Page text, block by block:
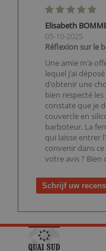
Elisabeth
05-10-2025
Réflexion sur le
Une amie m'a
lequel j'ai
d'obtenir une
bien respecté les
constate que je
couvercle en
barboteur. La
qui laisse entrer
convenir dans
votre avis ? Bien
Schrijf uw